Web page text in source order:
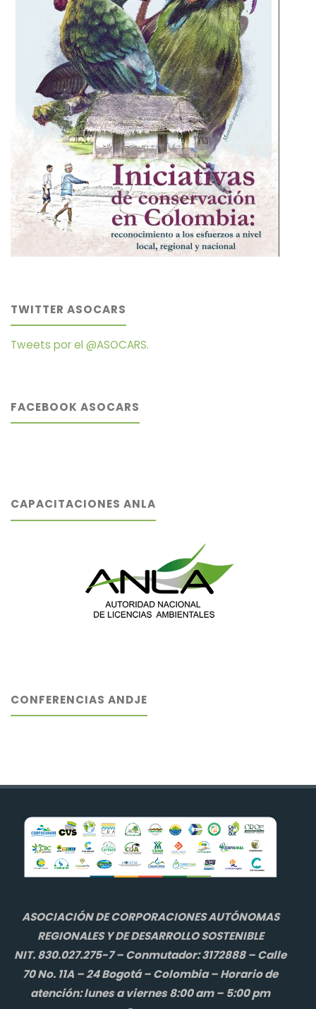
TWITTER ASOCARS
Tweets por el @ASOCARS.
FACEBOOK ASOCARS
CAPACITACIONES ANLA
CONFERENCIAS ANDJE
ASOCIACIÓN DE CORPORACIONES AUTÓNOMAS
REGIONALES Y DE DESARROLLO SOSTENIBLE
NIT. 830.027.275-7 – Conmutador: 3172888 – Calle
70 No. 11A – 24 Bogotá – Colombia – Horario de
atención: lunes a viernes 8:00 am – 5:00 pm